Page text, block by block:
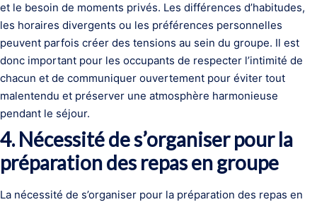
et le besoin de moments privés. Les différences d’habitudes,
les horaires divergents ou les préférences personnelles
peuvent parfois créer des tensions au sein du groupe. Il est
donc important pour les occupants de respecter l’intimité de
chacun et de communiquer ouvertement pour éviter tout
malentendu et préserver une atmosphère harmonieuse
pendant le séjour.
4. Nécessité de s’organiser pour la
préparation des repas en groupe
La nécessité de s’organiser pour la préparation des repas en